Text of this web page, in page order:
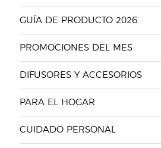
GUÍA DE PRODUCTO 2026
PROMOCIONES DEL MES
DIFUSORES Y ACCESORIOS
PARA EL HOGAR
CUIDADO PERSONAL